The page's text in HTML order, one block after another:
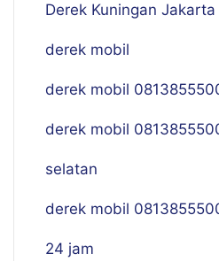
Derek Kuningan Jakarta
derek mobil
derek mobil
derek mobil
selatan
derek mobil
24 jam